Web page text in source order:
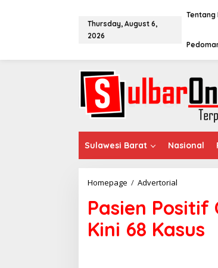
o
Thursday, August 6,
2026
Tentang
Sulawesi Barat Nasional
Homepage / Advertorial
s
i
e
n
Pasien Positif
Kini 68 Kasus